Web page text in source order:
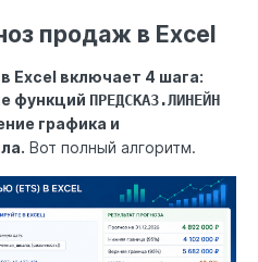
продаж в Excel
Excel включает 4 шага:
функций ПРЕДСКАЗ.ЛИНЕЙН
графика и
Вот полный алгоритм.